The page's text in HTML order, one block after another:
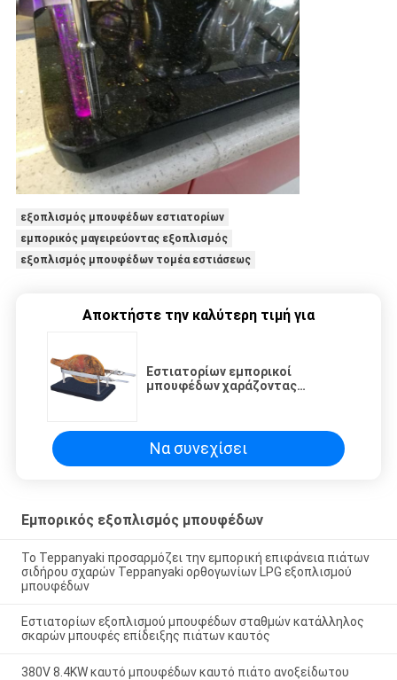
εξοπλισμός μπουφέδων εστιατορίων
εμπορικός μαγειρεύοντας εξοπλισμός
εξοπλισμός μπουφέδων τομέα εστιάσεως
Αποκτήστε την καλύτερη τιμή για
Εστιατορίων εμπορικοί
μπουφέδων χαράζοντας
βάσεων εξοπλισμού μαρμάρινοι
πέτρινοι
Να συνεχίσει
Εμπορικός εξοπλισμός μπουφέδων
Το Teppanyaki προσαρμόζει την εμπορική επιφάνεια πιάτων
σιδήρου σχαρών Teppanyaki ορθογωνίων LPG εξοπλισμού
μπουφέδων
Εστιατορίων εξοπλισμού μπουφέδων σταθμών κατάλληλος
σκαρών μπουφές επίδειξης πιάτων καυτός
380V 8.4KW καυτό μπουφέδων καυτό πιάτο ανοξείδωτου